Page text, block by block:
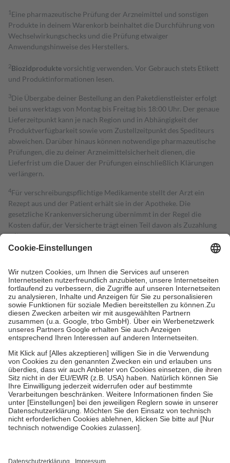
1 Eine pharmazeutische Prüfung der Arzneimittel und sonstigen
Produkte in deinem Warenkorb beinhaltet die Durchführung von
Wechselwirkungschecks und die Prüfung etwaiger
Anwendungshinweise des Herstellers.
2Biozidproduktevorsichtig verwenden. Vor Gebrauch stets Etikett
und Produktinformationen lesen.
3Die Übergabe deiner Bestellung an den Paketdienstleister erfolgt
bei uns werktags von Montag bis Freitag bis 18:00 Uhr. Der genaue
Lieferzeitpunkt kann je nach Region und in Abhängigkeit der
Produktverfügbarkeit sowie vom Zustellzeitpunkt des Spediteurs
abweichen. Darüber hinaus können notwendige pharmazeutische
Prüfungen, die zu deiner Arzneimittelsicherheit dienen, die
Lieferfrist um die Dauer der Prüfungen einschließlich Klärungen
verlängern.
4Für verschreibungspflichtige Medikamente stellt der Arzt ein
Rezept aus und der Patient erhält sie in der Apotheke. Die
gesetzliche Krankenversicherung übernimmt in der Regel die
Kosten dafür, der Versicherte trägt einen Teil davon als Zuzahlung
mit.
Grundsätzlich leisten Mitglieder Zuzahlungen in Höhe von zehn
höchstens zehn Euro.
Es sind jedoch nie mehr als die tatsächlichen
Kosten der Leistung zu entrichten.
Diese Regeln gelten grundsätzlich auch für Online-Apotheken.
Bei Heilmitteln und häuslicher Krankenpflege beträgt die
Zuzahlung zehn Prozent der Kosten sowie zehn Euro je
Verordnung.
Um das Engagement der Versicherten für ihre eigene Gesundheit zu
stärken und die besondere Stellung der Familie zu unterstützen,
fallenkeine Zuzahlungenan bei:
• Kindern und Jugendlichen bis zum vollendeten 18. Lebensjahr
mit Ausnahme der Fahrkosten
• Untersuchungen zur Vorsorge und Früherkennung, die von der
GKV getragen werden
• empfohlenen Schutzimpfungen
• Harn- und Blutteststreifen
getroffen, um sicherzustellen, dass es sich um echte Bewertungen